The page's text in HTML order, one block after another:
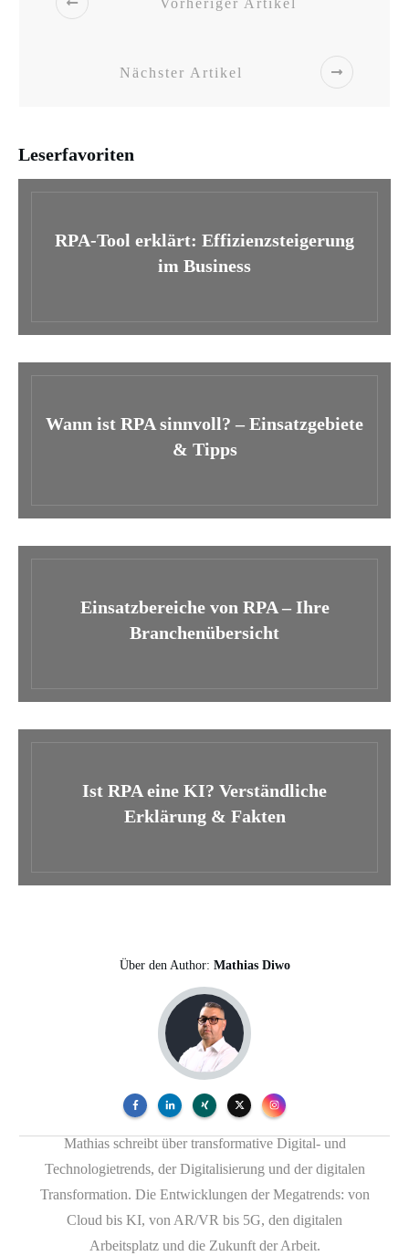
Nächster Artikel
Leserfavoriten
RPA-Tool erklärt: Effizienzsteigerung
im Business
Wann ist RPA sinnvoll? – Einsatzgebiete
& Tipps
Einsatzbereiche von RPA – Ihre
Branchenübersicht
Ist RPA eine KI? Verständliche
Erklärung & Fakten
Über den Author: Mathias Diwo
Mathias schreibt über transformative Digital- und
Technologietrends, der Digitalisierung und der digitalen
Transformation. Die Entwicklungen der Megatrends: von
Cloud bis KI, von AR/VR bis 5G, den digitalen
Arbeitsplatz und die Zukunft der Arbeit.